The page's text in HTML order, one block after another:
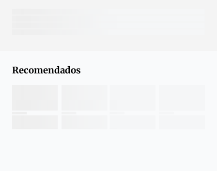
Recomendados